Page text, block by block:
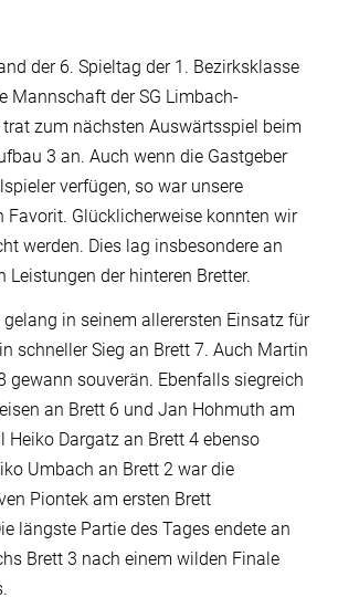
Kontraste
der 6. Spieltag der 1. Bezirksklasse
Mannschaft der SG Limbach-
zum nächsten Auswärtsspiel beim
3 an. Auch wenn die Gastgeber
verfügen, so war unsere
Favorit. Glücklicherweise konnten wir
werden. Dies lag insbesondere an
Leistungen der hinteren Bretter.
in seinem allerersten Einsatz für
schneller Sieg an Brett 7. Auch Martin
gewann souverän. Ebenfalls siegreich
an Brett 6 und Jan Hohmuth am
Heiko Dargatz an Brett 4 ebenso
Umbach an Brett 2 war die
Piontek am ersten Brett
längste Partie des Tages endete an
Brett 3 nach einem wilden Finale